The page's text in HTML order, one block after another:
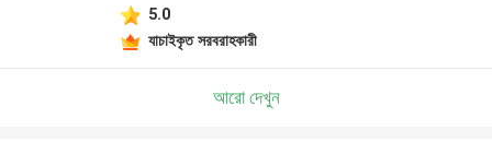
5.0
যাচাইকৃত সরবরাহকারী
আরো দেখুন